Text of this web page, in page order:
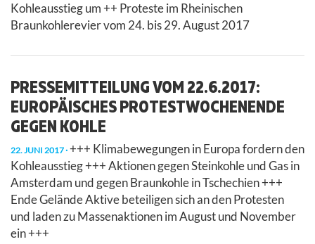
Kohleausstieg um ++ Proteste im Rheinischen
Braunkohlerevier vom 24. bis 29. August 2017
PRESSEMITTEILUNG VOM 22.6.2017:
EUROPÄISCHES PROTESTWOCHENENDE
GEGEN KOHLE
22. JUNI 2017 +++ Klimabewegungen in Europa fordern den
Kohleausstieg +++ Aktionen gegen Steinkohle und Gas in
Amsterdam und gegen Braunkohle in Tschechien +++
Ende Gelände Aktive beteiligen sich an den Protesten
und laden zu Massenaktionen im August und November
ein +++